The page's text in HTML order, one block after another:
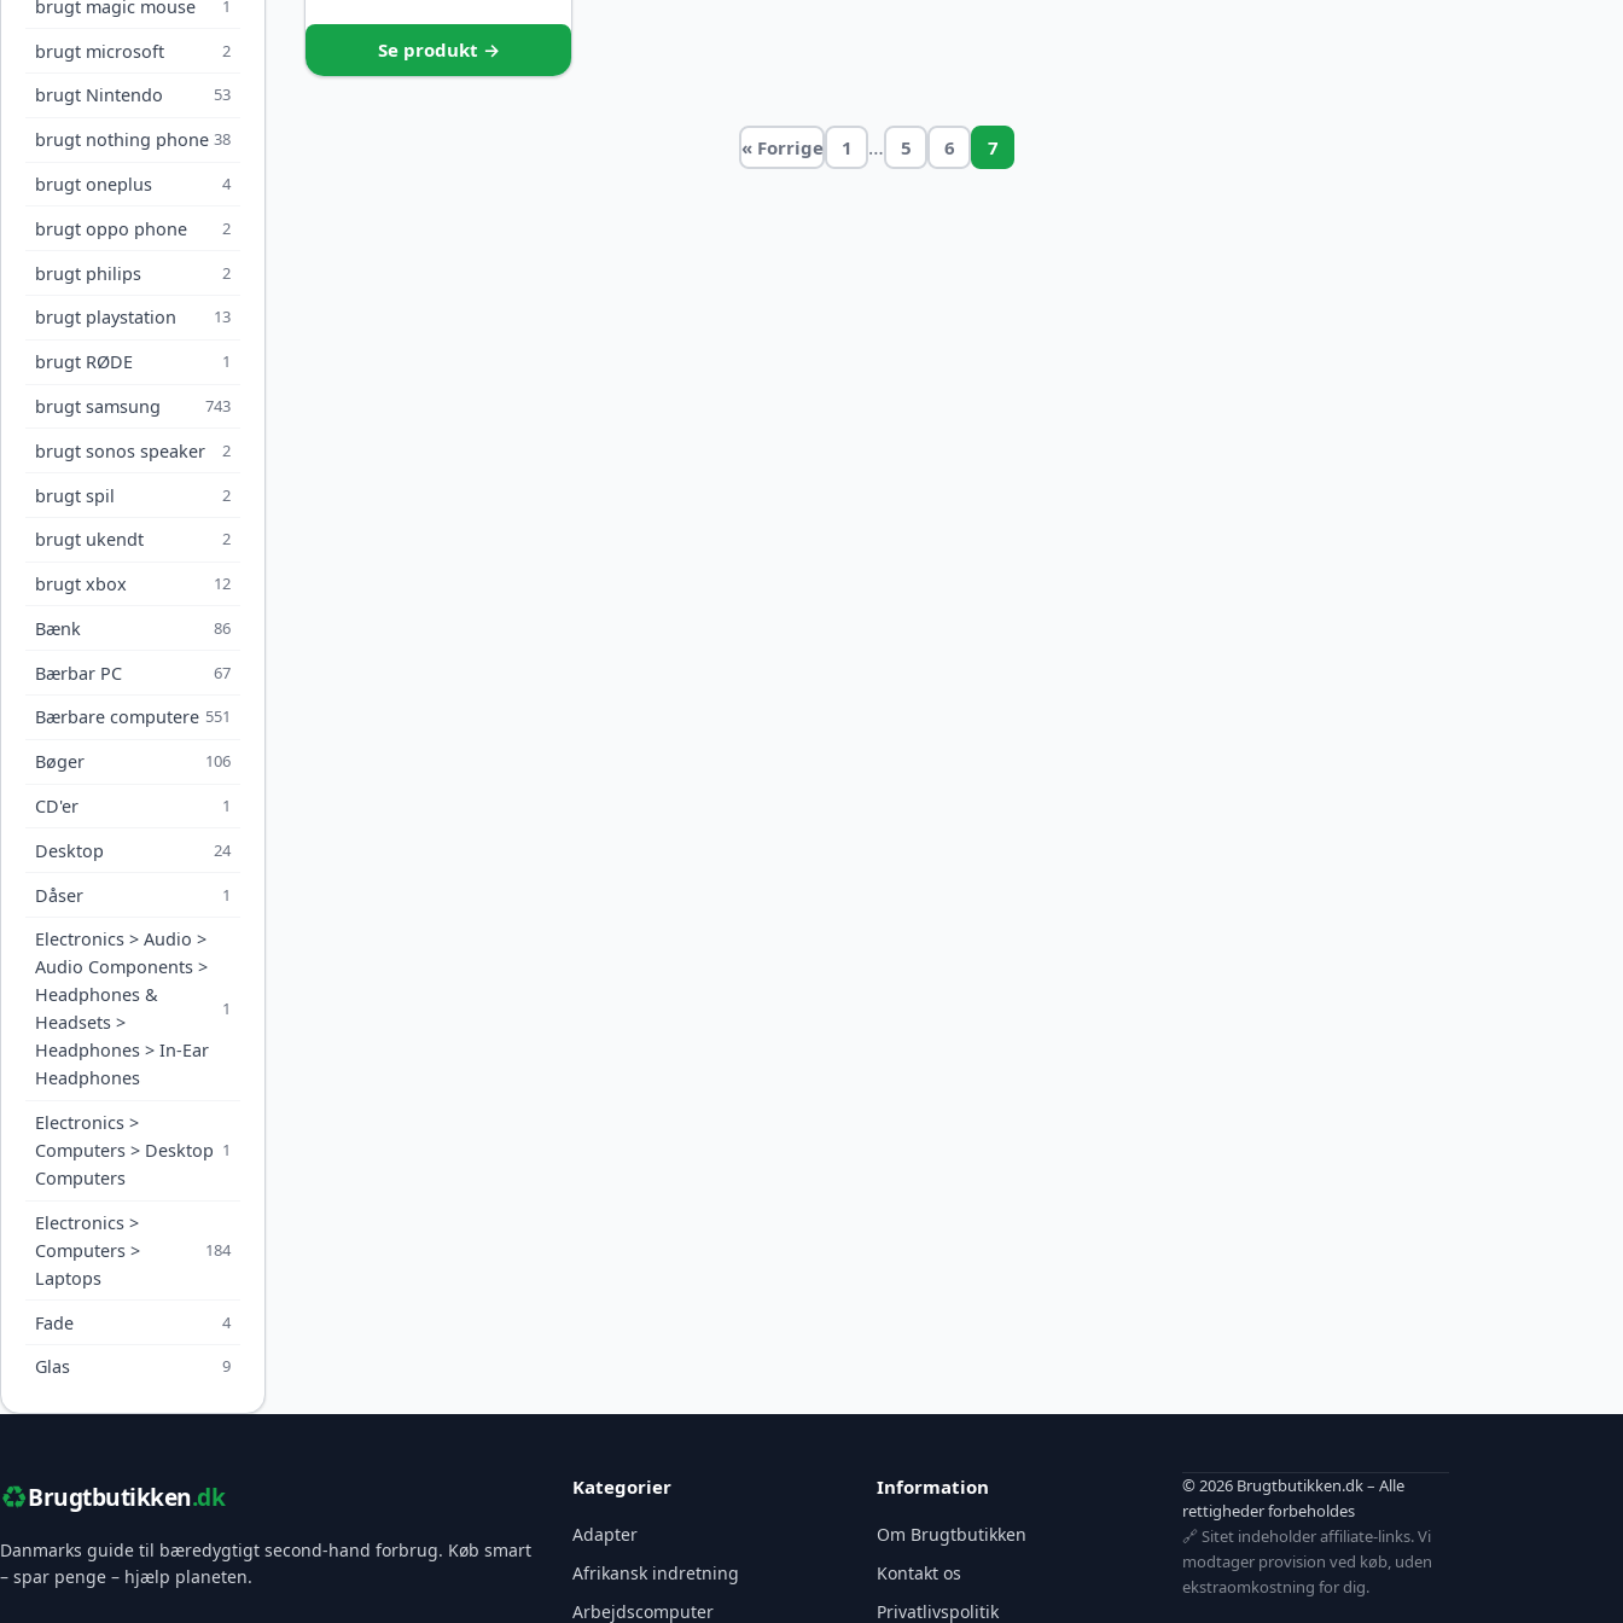
brugt magic mouse 1
brugt microsoft 2
brugt Nintendo 53
brugt nothing phone 38
brugt oneplus 4
brugt oppo phone 2
brugt philips 2
brugt playstation 13
brugt RØDE 1
brugt samsung 743
brugt sonos speaker 2
brugt spil 2
brugt ukendt 2
brugt xbox 12
Bænk 86
Bærbar PC 67
Bærbare computere 551
Bøger 106
CD'er 1
Desktop 24
Dåser 1
Electronics > Audio >
Audio Components >
Headphones &
Headsets >
Headphones > In-Ear
Headphones
1
Electronics >
Computers > Desktop
Computers
1
Electronics >
Computers >
Laptops
184
Fade 4
Glas 9
Se produkt →
« Forrige 1 … 5 6 7
♻️Brugtbutikken.dk
Danmarks guide til bæredygtigt second-hand forbrug. Køb smart
– spar penge – hjælp planeten.
Kategorier
Adapter
Afrikansk indretning
Arbejdscomputer
Information
Om Brugtbutikken
Kontakt os
Privatlivspolitik
© 2026 Brugtbutikken.dk – Alle
rettigheder forbeholdes
🔗 Sitet indeholder affiliate-links. Vi
modtager provision ved køb, uden
ekstraomkostning for dig.